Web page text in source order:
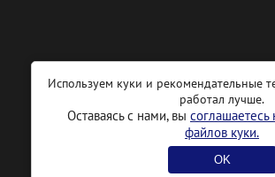
Используем куки и рекомендательные
работал лучше.
Оставаясь с нами, вы соглашаетесь
файлов куки.
OK